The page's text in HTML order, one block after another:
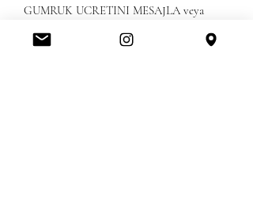
GUMRUK UCRETINI MESAJLA veya
ODEYEBILIRSINIZ